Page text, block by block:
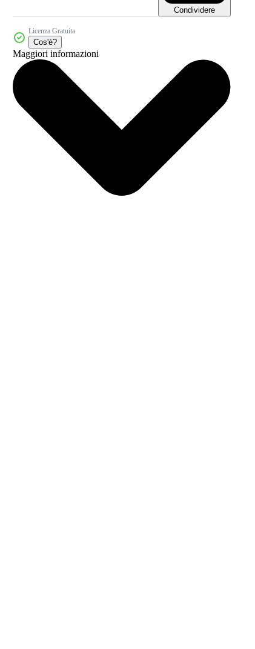
Condividere
Licenza Gratuita
Cos'è?
Maggiori informazioni